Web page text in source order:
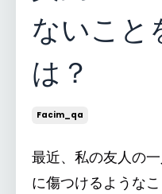
ないこと
は？
Facim_qa
最近、私の友人の
に傷つけるような